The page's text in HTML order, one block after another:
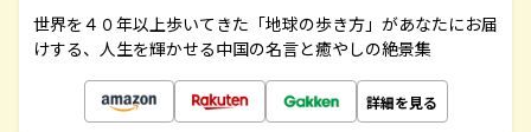
世界を４０年以上歩いてきた「地球の歩き方」があなたにお届
けする、人生を輝かせる中国の名言と癒やしの絶景集
詳細を見る